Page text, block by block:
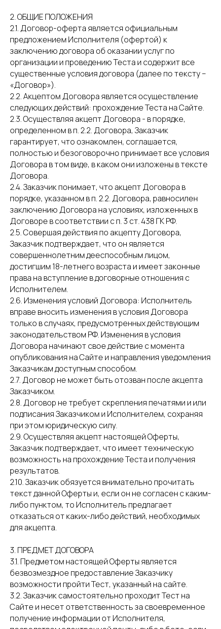
2. ОБЩИЕ ПОЛОЖЕНИЯ
2.1. Договор-оферта является официальным
предложением Исполнителя (офертой) к
заключению договора об оказании услуг по
организации и проведению Теста и содержит все
существенные условия договора (далее по тексту –
«Договор»).
2.2. Акцептом Договора является осуществление
следующих действий: прохождение Теста на Сайте.
2.3. Осуществляя акцепт Договора - в порядке,
определенном в п. 2.2. Договора, Заказчик
гарантирует, что ознакомлен, соглашается,
полностью и безоговорочно принимает все условия
Договора в том виде, в каком они изложены в тексте
Договора.
2.4. Заказчик понимает, что акцепт Договора в
порядке, указанном в п. 2.2. Договора, равносилен
заключению Договора на условиях, изложенных в
Договоре в соответствии с п. 3 ст. 438 ГК РФ.
2.5. Совершая действия по акцепту Договора,
Заказчик подтверждает, что он является
совершеннолетним дееспособным лицом,
достигшим 18-летнего возраста и имеет законные
права на вступление в договорные отношения с
Исполнителем.
2.6. Изменения условий Договора: Исполнитель
вправе вносить изменения в условия Договора
только в случаях, предусмотренных действующим
законодательством РФ. Изменения в условия
Договора начинают свое действие с момента
опубликования на Сайте и направления уведомления
Заказчикам доступным способом.
2.7. Договор не может быть отозван после акцепта
Заказчиком.
2.8. Договор не требует скрепления печатями и или
подписания Заказчиком и Исполнителем, сохраняя
при этом юридическую силу.
2.9. Осуществляя акцепт настоящей Оферты,
Заказчик подтверждает, что имеет техническую
возможность на прохождение Теста и получения
результатов.
2.10. Заказчик обязуется внимательно прочитать
текст данной Оферты и, если он не согласен с каким-
либо пунктом, то Исполнитель предлагает
отказаться от каких-либо действий, необходимых
для акцепта.
3. ПРЕДМЕТ ДОГОВОРА
3.1. Предметом настоящей Оферты является
безвозмездное предоставление Заказчику
возможности пройти Тест, указанный на сайте.
3.2. Заказчик самостоятельно проходит Тест на
Сайте и несет ответственность за своевременное
получение информации от Исполнителя,